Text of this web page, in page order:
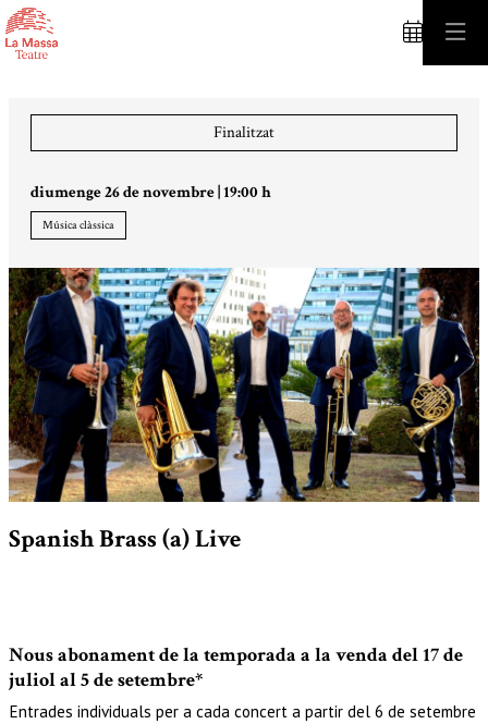
Finalitzat
diumenge 26 de novembre|19:00 h
Música clàssica
Spanish Brass (a) Live
Nous abonament de la temporada a la venda del 17 de
juliol al 5 de setembre*
Entrades individuals per a cada concert a partir del 6 de setembre